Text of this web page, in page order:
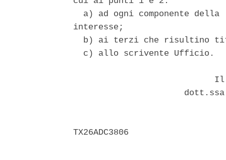
a) ad ogni componente della
interesse;
b) ai terzi che risultino
  c) allo scrivente Ufficio.